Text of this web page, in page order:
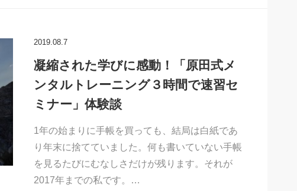
2019.08.7
凝縮された学びに感動！「原田式メ
ンタルトレーニング３時間で速習セ
ミナー」体験談
1年の始まりに手帳を買っても、結局は白紙であ
り年末に捨てていました。何も書いていない手帳
を見るたびにむなしさだけが残ります。それが
2017年までの私です。…